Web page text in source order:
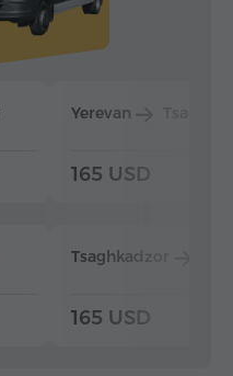
Yerevan
165 USD
Tsaghkadzor
165 USD